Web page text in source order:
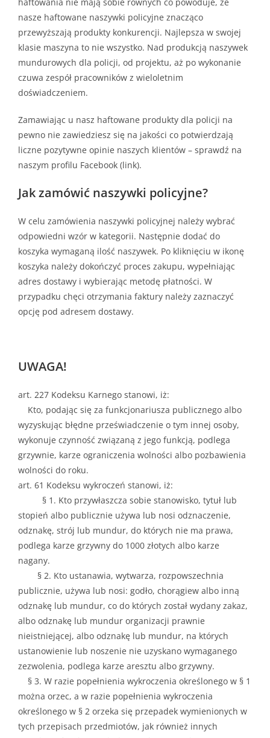
haftowania nie mają sobie równych co powoduje, że
nasze haftowane naszywki policyjne znacząco
przewyższają produkty konkurencji. Najlepsza w swojej
klasie maszyna to nie wszystko. Nad produkcją naszywek
mundurowych dla policji, od projektu, aż po wykonanie
czuwa zespół pracowników z wieloletnim
doświadczeniem.
Zamawiając u nasz haftowane produkty dla policji na
pewno nie zawiedziesz się na jakości co potwierdzają
liczne pozytywne opinie naszych klientów – sprawdź na
naszym profilu Facebook (link).
Jak zamówić naszywki policyjne?
W celu zamówienia naszywki policyjnej należy wybrać
odpowiedni wzór w kategorii. Następnie dodać do
koszyka wymaganą ilość naszywek. Po kliknięciu w ikonę
koszyka należy dokończyć proces zakupu, wypełniając
adres dostawy i wybierając metodę płatności. W
przypadku chęci otrzymania faktury należy zaznaczyć
opcję pod adresem dostawy.
UWAGA!
art. 227 Kodeksu Karnego stanowi, iż:
Kto, podając się za funkcjonariusza publicznego albo
wyzyskując błędne przeświadczenie o tym innej osoby,
wykonuje czynność związaną z jego funkcją, podlega
grzywnie, karze ograniczenia wolności albo pozbawienia
wolności do roku.
art. 61 Kodeksu wykroczeń stanowi, iż:
§ 1. Kto przywłaszcza sobie stanowisko, tytuł lub
stopień albo publicznie używa lub nosi odznaczenie,
odznakę, strój lub mundur, do których nie ma prawa,
podlega karze grzywny do 1000 złotych albo karze
nagany.
§ 2. Kto ustanawia, wytwarza, rozpowszechnia
publicznie, używa lub nosi: godło, chorągiew albo inną
odznakę lub mundur, co do których został wydany zakaz,
albo odznakę lub mundur organizacji prawnie
nieistniejącej, albo odznakę lub mundur, na których
ustanowienie lub noszenie nie uzyskano wymaganego
zezwolenia, podlega karze aresztu albo grzywny.
§ 3. W razie popełnienia wykroczenia określonego w § 1
można orzec, a w razie popełnienia wykroczenia
określonego w § 2 orzeka się przepadek wymienionych w
tych przepisach przedmiotów, jak również innych